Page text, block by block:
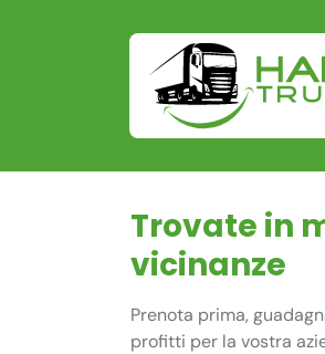
Trovate in
vicinanze
Prenota prima,
profitti per la vostra